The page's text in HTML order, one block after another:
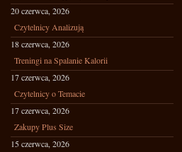
20 czerwca, 2026
Czytelnicy Analizują
18 czerwca, 2026
Treningi na Spalanie Kalorii
17 czerwca, 2026
Czytelnicy o Temacie
17 czerwca, 2026
Zakupy Plus Size
15 czerwca, 2026